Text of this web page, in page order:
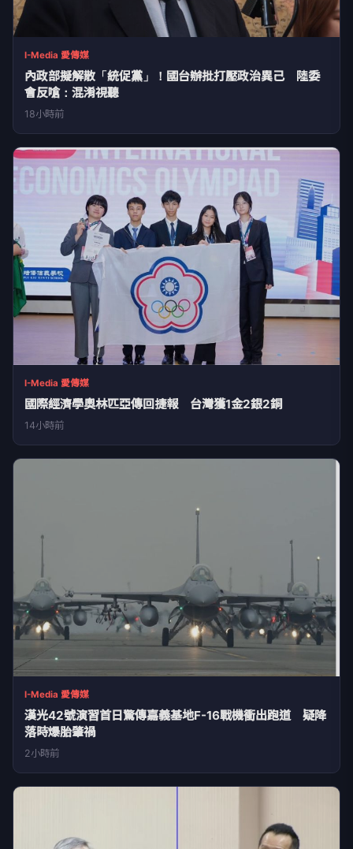
I-Media 愛傳媒
內政部擬解散「統促黨」！國台辦批打壓政治異己 陸委
會反嗆：混淆視聽
18小時前
I-Media 愛傳媒
國際經濟學奧林匹亞傳回捷報 台灣獲1金2銀2銅
14小時前
I-Media 愛傳媒
漢光42號演習首日驚傳嘉義基地F-16戰機衝出跑道 疑降
落時爆胎肇禍
2小時前